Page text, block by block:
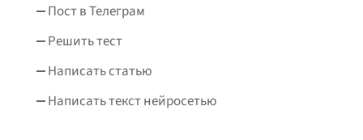
Пост в Телеграм
Решить тест
Написать статью
Написать текст нейросетью